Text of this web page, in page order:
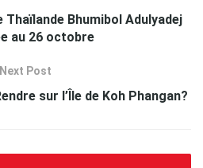
Bhumibol Adulyadej
au 26 octobre
Next Post
sur l’Île de Koh Phangan?